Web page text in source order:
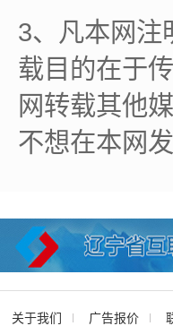
3、凡本网注
载目的在于
网转载其他
不想在本网
关于我们 广告报价